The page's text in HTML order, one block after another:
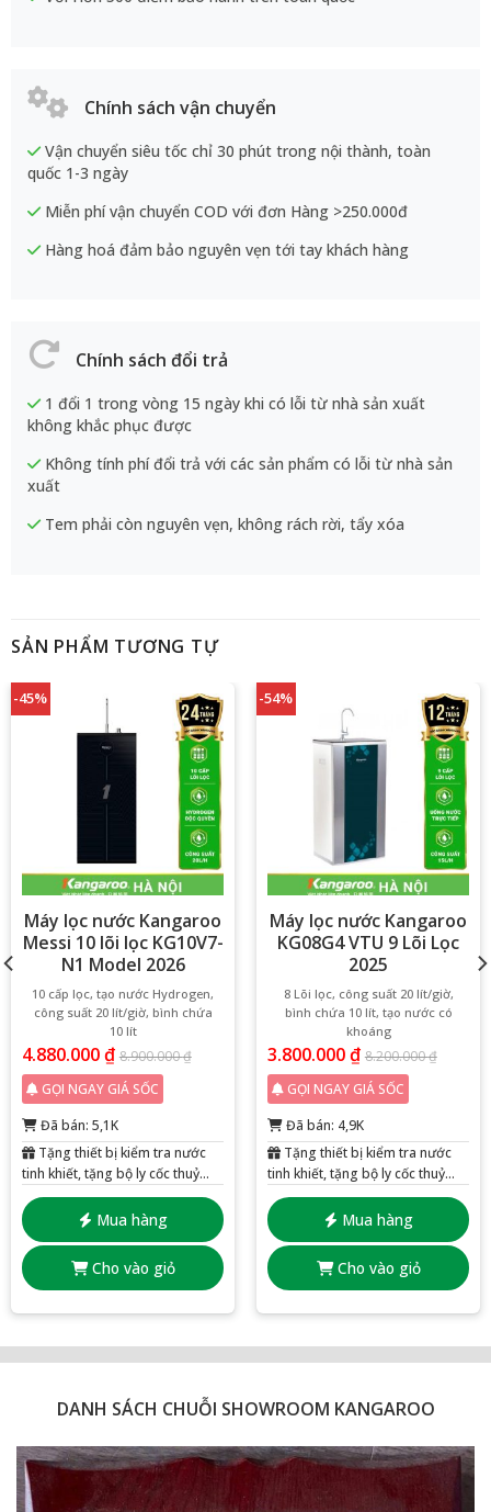
Chính sách vận chuyển
Vận chuyển siêu tốc chỉ 30 phút trong nội thành, toàn
quốc 1-3 ngày
Miễn phí vận chuyển COD với đơn Hàng >250.000đ
Hàng hoá đảm bảo nguyên vẹn tới tay khách hàng
Chính sách đổi trả
1 đổi 1 trong vòng 15 ngày khi có lỗi từ nhà sản xuất
không khắc phục được
Không tính phí đổi trả với các sản phẩm có lỗi từ nhà sản
xuất
Tem phải còn nguyên vẹn, không rách rời, tẩy xóa
SẢN PHẨM TƯƠNG TỰ
-45%
Máy lọc nước Kangaroo
Messi 10 lõi lọc KG10V7-
N1 Model 2026
10 cấp lọc, tạo nước Hydrogen,
công suất 20 lít/giờ, bình chứa
10 lít
4.880.000₫ 8.900.000₫
Mua hàng
Cho vào giỏ
GỌI NGAY GIÁ SỐC
Đã bán: 5,1K
Tặng thiết bị kiểm tra nước
tinh khiết, tặng bộ ly cốc thuỷ
tinh 6 chiếc
-54%
Máy lọc nước Kangaroo
KG08G4 VTU 9 Lõi Lọc
2025
8 Lõi lọc, công suất 20 lít/giờ,
bình chứa 10 lít, tạo nước có
khoáng
3.800.000₫ 8.200.000₫
Mua hàng
Cho vào giỏ
GỌI NGAY GIÁ SỐC
Đã bán: 4,9K
Tặng thiết bị kiểm tra nước
tinh khiết, tặng bộ ly cốc thuỷ
tinh 6 chiếc
DANH SÁCH CHUỖI SHOWROOM KANGAROO